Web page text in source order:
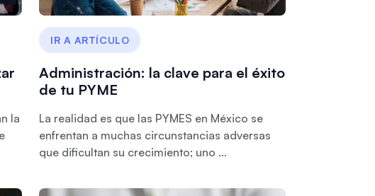
la
IR A ARTÍCULO
Administración: la clave para el éxito
de tu PYME
La realidad es que las PYMES en México se
enfrentan a muchas circunstancias adversas
que dificultan su crecimiento; uno ...